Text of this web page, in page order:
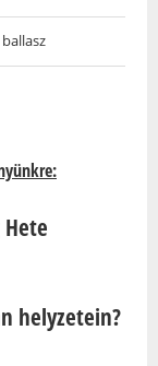
ballasz
helyzetein?